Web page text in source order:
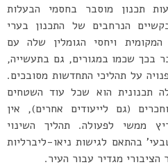
תכנון מוסבר בחסמי הבעלות
הנרחבים של התכנון בערי
ויחסי הגומלין שלה עם
בכך שכמו במגורים, גם בתעשייה,
על תהליכי התחדשות מסובכים.
תכנונית הוא שכל עוד השטחים
(גם לייעודים אחרים), אין
ממשי לפעולה. תהליך השינוי
בהתאם לגישות ניאו-ליברליות
מגדיר עבור העיר.